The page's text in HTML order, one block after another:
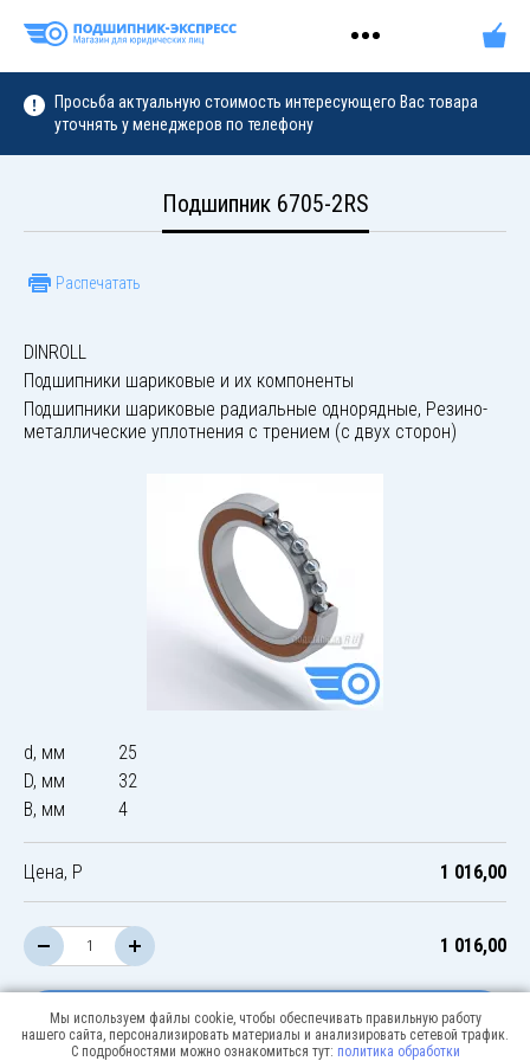
Просьба актуальную стоимость интересующего Вас товара
уточнять у менеджеров по телефону
Подшипник 6705-2RS
Распечатать
DINROLL
Подшипники шариковые и их компоненты
Подшипники шариковые радиальные однорядные, Резино-
металлические уплотнения с трением (с двух сторон)
d, мм
25
D, мм
32
B, мм
4
Цена, Р 1 016,00
1 016,00
В корзину
Мы используем файлы cookie, чтобы обеспечивать правильную работу
нашего сайта, персонализировать материалы и анализировать сетевой трафик.
С подробностями можно ознакомиться тут: политика обработки